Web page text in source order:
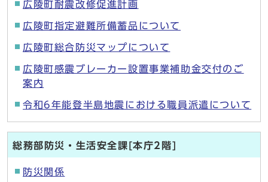
広陵町耐震改修促進計画
広陵町指定避難所備蓄品について
広陵町総合防災マップについて
広陵町感震ブレーカー設置事業補助金交付のご
案内
令和6年能登半島地震における職員派遣について
総務部防災・生活安全課[本庁2階]
防災関係